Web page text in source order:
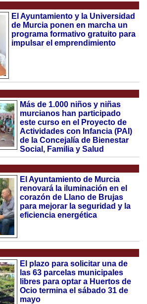
El Ayuntamiento y la Universidad
de Murcia ponen en marcha un
programa formativo gratuito para
impulsar el emprendimiento
Más de 1.000 niños y niñas
murcianos han participado
este curso en el Proyecto de
Actividades con Infancia (PAI)
de la Concejalía de Bienestar
Social, Familia y Salud
El Ayuntamiento de Murcia
renovará la iluminación en el
corazón de Llano de Brujas
para mejorar la seguridad y la
eficiencia energética
El plazo para solicitar una de
las 63 parcelas municipales
libres para optar a Huertos de
Ocio termina el sábado 31 de
mayo